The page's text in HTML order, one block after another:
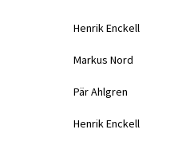
Henrik Enckell
Markus Nord
Pär Ahlgren
Henrik Enckell